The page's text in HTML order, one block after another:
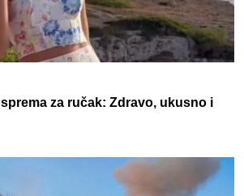
za ručak: Zdravo, ukusno i